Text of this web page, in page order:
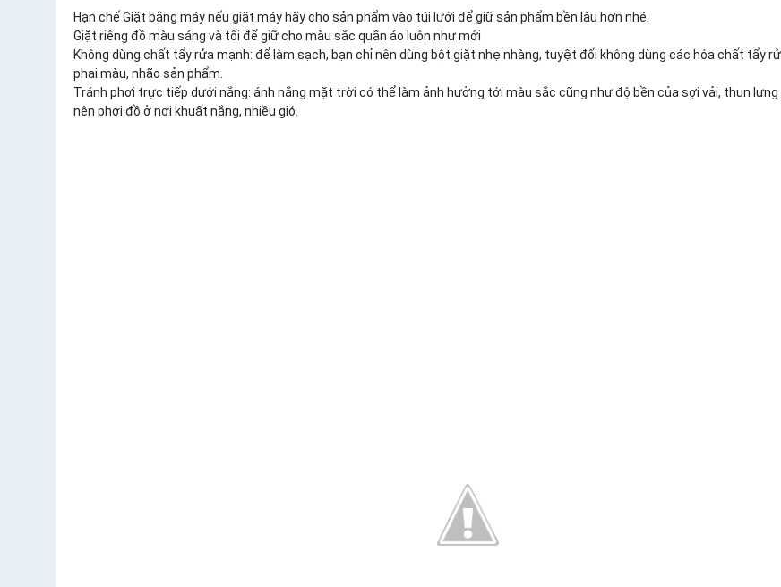
Hạn chế Giặt bằng máy nếu giặt máy hãy cho sản phẩm vào túi lưới để giữ sản phẩm bền lâu hơn nhé.
Giặt riêng đồ màu sáng và tối để giữ cho màu sắc quần áo luôn như mới
Không dùng chất tẩy rửa mạnh: để làm sạch, bạn chỉ nên dùng bột giặt nhẹ nhàng, tuyệt đối không dùng các hóa chất tẩy
phai màu, nhão sản phẩm.
Tránh phơi trực tiếp dưới nắng: ánh nắng mặt trời có thể làm ảnh hưởng tới màu sắc cũng như độ bền của sợi vải, thun lưng
nên phơi đồ ở nơi khuất nắng, nhiều gió.